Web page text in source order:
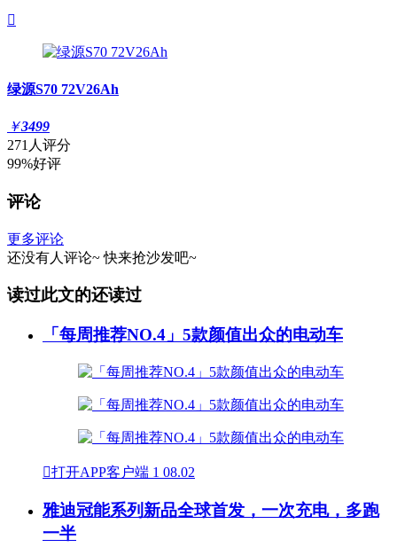

绿源S70 72V26Ah
￥3499
271人评分
99%好评
评论
更多评论
还没有人评论~ 快来抢沙发吧~
读过此文的还读过
「每周推荐NO.4」5款颜值出众的电动车
打开APP客户端 1 08.02
雅迪冠能系列新品全球首发，一次充电，多跑
一半